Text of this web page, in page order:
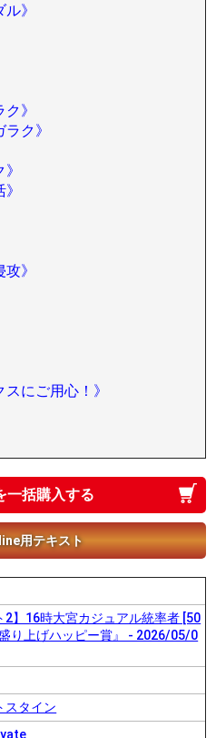
》
》
ク》
》
にご用心！》
一括購入する
用テキスト
2】16時大宮カジュアル統率者 [50
り上げハッピー賞』 - 2026/05/0
スタイン